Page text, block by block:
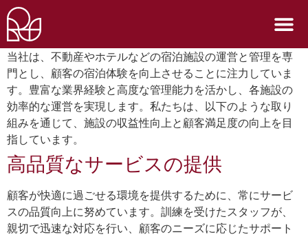
当社は、不動産やホテルなどの宿泊施設の運営と管理を専
門とし、顧客の宿泊体験を向上させることに注力していま
す。豊富な業界経験と高度な管理能力を活かし、各施設の
効率的な運営を実現します。私たちは、以下のような取り
組みを通じて、施設の収益性向上と顧客満足度の向上を目
指しています。
高品質なサービスの提供
顧客が快適に過ごせる環境を提供するために、常にサービ
スの品質向上に努めています。訓練を受けたスタッフが、
親切で迅速な対応を行い、顧客のニーズに応じたサポート